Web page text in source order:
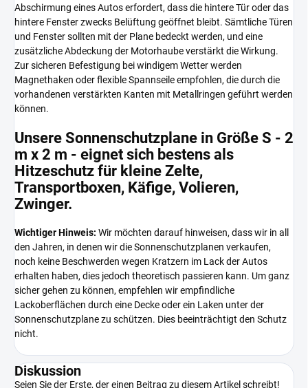
Abschirmung eines Autos erfordert, dass die hintere Tür oder das
hintere Fenster zwecks Belüftung geöffnet bleibt. Sämtliche Türen
und Fenster sollten mit der Plane bedeckt werden, und eine
zusätzliche Abdeckung der Motorhaube verstärkt die Wirkung.
Zur sicheren Befestigung bei windigem Wetter werden
Magnethaken oder flexible Spannseile empfohlen, die durch die
vorhandenen verstärkten Kanten mit Metallringen geführt werden
können.
Unsere Sonnenschutzplane in Größe S - 2
m x 2 m - eignet sich bestens als
Hitzeschutz für kleine Zelte,
Transportboxen, Käfige, Volieren,
Zwinger.
Wichtiger Hinweis: Wir möchten darauf hinweisen, dass wir in all
den Jahren, in denen wir die Sonnenschutzplanen verkaufen,
noch keine Beschwerden wegen Kratzern im Lack der Autos
erhalten haben, dies jedoch theoretisch passieren kann. Um ganz
sicher gehen zu können, empfehlen wir empfindliche
Lackoberflächen durch eine Decke oder ein Laken unter der
Sonnenschutzplane zu schützen. Dies beeinträchtigt den Schutz
nicht.
Diskussion
Seien Sie der Erste, der einen Beitrag zu diesem Artikel schreibt!